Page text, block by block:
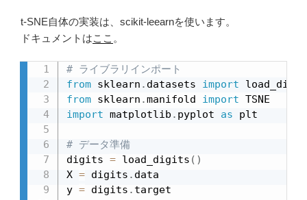
t-SNE自体の実装は、scikit-leearnを使います。
ドキュメントはここ 。
# ライブラリインポート
from sklearn . datasets import
from sklearn .manifold import
import matplotlib . pyplot as plt
# データ準備
digits = load_digits ( )
X = digits . data
y = digits . target